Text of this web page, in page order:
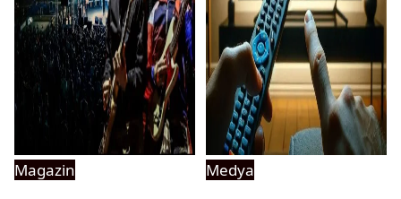
Magazin
Medya